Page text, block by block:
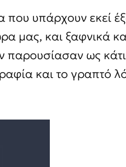
που υπάρχουν εκεί
μας, και ξαφνικά
παρουσίασαν ως
και το γραπτό